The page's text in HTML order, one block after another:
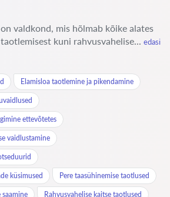
valdkond, mis hõlmab kõike alates
kuni rahvusvahelise... edasi
Elamisloa taotlemine ja pikendamine
ettevõtetes
vaidlustamine
küsimused Pere taasühinemise taotlused
saamine Rahvusvahelise kaitse taotlused